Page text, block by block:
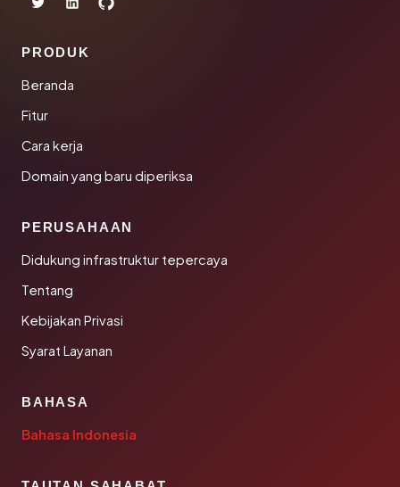
PRODUK
Beranda
Fitur
Cara kerja
Domain yang baru diperiksa
PERUSAHAAN
Didukung infrastruktur tepercaya
Tentang
Kebijakan Privasi
Syarat Layanan
BAHASA
Bahasa Indonesia